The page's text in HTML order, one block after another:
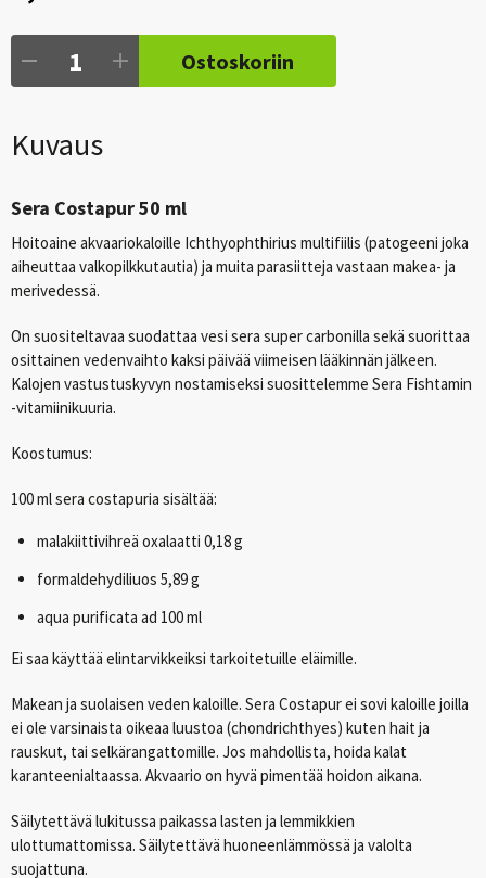
Ostoskoriin
Kuvaus
Sera Costapur 50 ml
Hoitoaine akvaariokaloille Ichthyophthirius multifiilis (patogeeni joka
aiheuttaa valkopilkkutautia) ja muita parasiitteja vastaan makea- ja
merivedessä.
On suositeltavaa suodattaa vesi sera super carbonilla sekä suorittaa
osittainen vedenvaihto kaksi päivää viimeisen lääkinnän jälkeen.
Kalojen vastustuskyvyn nostamiseksi suosittelemme Sera Fishtamin
-vitamiinikuuria.
Koostumus:
100 ml sera costapuria sisältää:
malakiittivihreä oxalaatti 0,18 g
formaldehydiliuos 5,89 g
aqua purificata ad 100 ml
Ei saa käyttää elintarvikkeiksi tarkoitetuille eläimille.
Makean ja suolaisen veden kaloille. Sera Costapur ei sovi kaloille joilla
ei ole varsinaista oikeaa luustoa (chondrichthyes) kuten hait ja
rauskut, tai selkärangattomille. Jos mahdollista, hoida kalat
karanteenialtaassa. Akvaario on hyvä pimentää hoidon aikana.
Säilytettävä lukitussa paikassa lasten ja lemmikkien
ulottumattomissa. Säilytettävä huoneenlämmössä ja valolta
suojattuna.